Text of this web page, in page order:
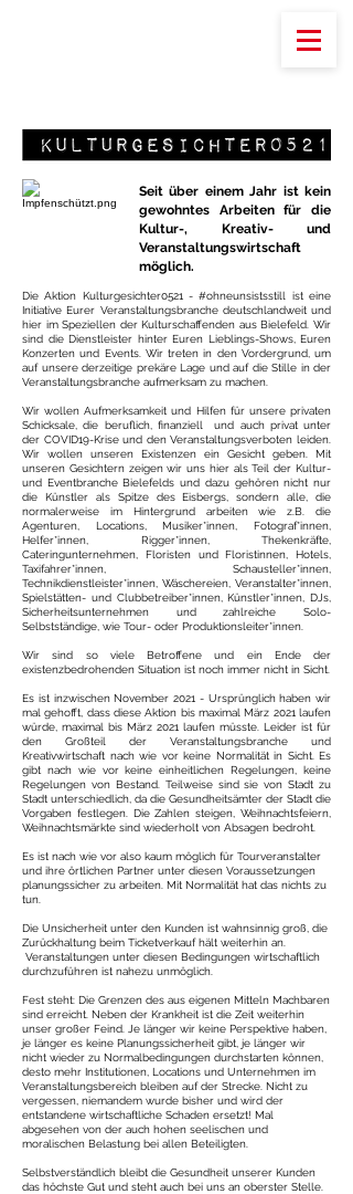
Seit über einem Jahr ist kein
gewohntes Arbeiten für die
Kultur-, Kreativ- und
Veranstaltungswirtschaft
möglich.
Die Aktion Kulturgesichter0521 -#ohneunsistsstill
ist eine
Initiative Eurer Veranstaltungsbranche deutschlandweit und
hier im Speziellen der Kulturschaffenden aus Bielefeld. Wir
sind die Dienstleister hinter Euren Lieblings-Shows, Euren
Konzerten und Events. Wir treten in den Vordergrund, um
auf unsere derzeitige prekäre Lage und auf die Stille in der
Veranstaltungsbranche aufmerksam zu machen.
Wir wollen Aufmerksamkeit und Hilfen für unsere privaten
Schicksale, die beruflich, finanziell und auch privat unter
der COVID19-Krise und den Veranstaltungsverboten leiden.
Wir wollen unseren Existenzen ein Gesicht geben. Mit
unseren Gesichtern zeigen wir uns hier als Teil der Kultur-
und Eventbranche Bielefelds und dazu gehören nicht nur
die Künstler als Spitze des Eisbergs, sondern alle, die
normalerweise im Hintergrund arbeiten wie z.B. die
Agenturen, Locations, Musiker*innen, Fotograf*innen,
Helfer*innen, Rigger*innen, Thekenkräfte,
Cateringunternehmen, Floristen und Floristinnen, Hotels,
Taxifahrer*innen, Schausteller*innen,
Technikdienstleister*innen, Wäschereien, Veranstalter*innen,
Spielstätten- und Clubbetreiber*innen, Künstler*innen, DJs,
Sicherheitsunternehmen und zahlreiche Solo-
Selbstständige, wie Tour- oder Produktionsleiter*innen.
Wir sind so viele Betroffene und ein Ende der
existenzbedrohenden Situation ist noch immer nicht in Sicht.
Es ist inzwischen November 2021 - Ursprünglich haben wir
mal gehofft, dass diese Aktion bis maximal März 2021 laufen
würde, maximal bis März 2021 laufen müsste. Leider ist für
den Großteil der Veranstaltungsbranche und
Kreativwirtschaft nach wie vor keine Normalität in Sicht. Es
gibt nach wie vor keine einheitlichen Regelungen, keine
Regelungen von Bestand. Teilweise sind sie von Stadt zu
Stadt unterschiedlich, da die Gesundheitsämter der Stadt die
Vorgaben festlegen. Die Zahlen steigen, Weihnachtsfeiern,
Weihnachtsmärkte sind wiederholt von Absagen bedroht.
Es ist nach wie vor also kaum möglich für Tourveranstalter
und ihre örtlichen Partner unter diesen Voraussetzungen
planungssicher zu arbeiten. Mit Normalität hat das nichts zu
tun.
Die Unsicherheit unter den Kunden ist wahnsinnig groß, die
Zurückhaltung beim Ticketverkauf hält weiterhin an.
Veranstaltungen unter diesen Bedingungen wirtschaftlich
durchzuführen ist nahezu unmöglich.
Fest steht: Die Grenzen des aus eigenen Mitteln Machbaren
sind erreicht. Neben der Krankheit ist die Zeit weiterhin
unser großer Feind. Je länger wir keine Perspektive haben,
je länger es keine Planungssicherheit gibt, je länger wir
nicht wieder zu Normalbedingungen durchstarten können,
desto mehr Institutionen, Locations und Unternehmen im
Veranstaltungsbereich bleiben auf der Strecke. Nicht zu
vergessen, niemandem wurde bisher und wird der
entstandene wirtschaftliche Schaden ersetzt! Mal
abgesehen von der auch hohen seelischen und
moralischen Belastung bei allen Beteiligten.
Selbstverständlich bleibt die Gesundheit unserer Kunden
das höchste Gut und steht auch bei uns an oberster Stelle.